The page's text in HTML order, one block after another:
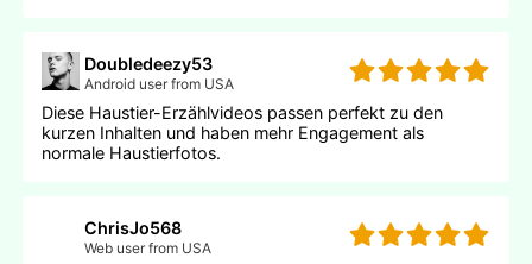
Doubledeezy53
Android user from USA
Diese Haustier-Erzählvideos passen perfekt zu den
kurzen Inhalten und haben mehr Engagement als
normale Haustierfotos.
ChrisJo568
Web user from USA